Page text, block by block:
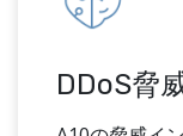
DDoS脅